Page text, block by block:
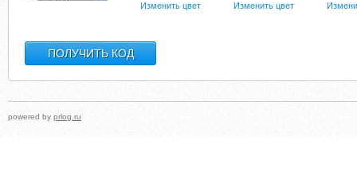
Изменить цвет Изменить цвет
powered by prlog.ru